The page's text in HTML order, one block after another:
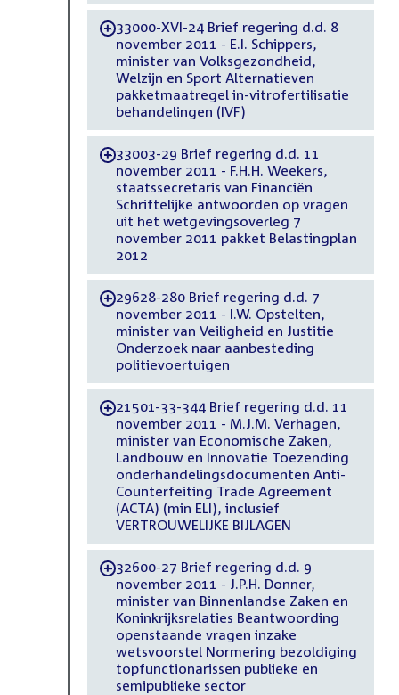
-33000-XVI-24 Brief regering d.d. 8
november 2011 - E.I. Schippers,
minister van Volksgezondheid,
Welzijn en Sport Alternatieven
pakketmaatregel in-vitrofertilisatie
behandelingen (IVF)
-33003-29 Brief regering d.d. 11
november 2011 - F.H.H. Weekers,
staatssecretaris van Financiën
Schriftelijke antwoorden op vragen
uit het wetgevingsoverleg 7
november 2011 pakket Belastingplan
2012
-29628-280 Brief regering d.d. 7
november 2011 - I.W. Opstelten,
minister van Veiligheid en Justitie
Onderzoek naar aanbesteding
politievoertuigen
-21501-33-344 Brief regering d.d. 11
november 2011 - M.J.M. Verhagen,
minister van Economische Zaken,
Landbouw en Innovatie Toezending
onderhandelingsdocumenten Anti-
Counterfeiting Trade Agreement
(ACTA) (min ELI), inclusief
VERTROUWELIJKE BIJLAGEN
-32600-27 Brief regering d.d. 9
november 2011 - J.P.H. Donner,
minister van Binnenlandse Zaken en
Koninkrijksrelaties Beantwoording
openstaande vragen inzake
wetsvoorstel Normering bezoldiging
topfunctionarissen publieke en
semipublieke sector